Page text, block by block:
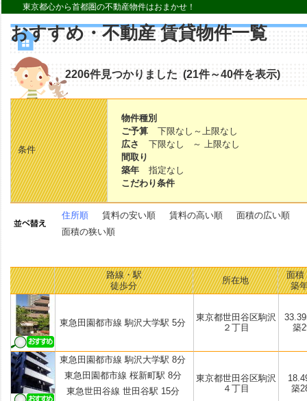
東京都心から首都圏の不動産物件はおまかせ！
おすすめ・不動産 賃貸物件一覧
2206件見つかりました (21件～40件を表示)
条件
物件種別
ご予算
下限なし～上限なし
広さ
下限なし ～ 上限なし
間取り
築年
指定なし
こだわり条件
住所順 賃料の安い順 賃料の高い順
面積の広い順
面積の狭い順
路線・駅
徒歩分
所在地
面積
築
東急田園都市線 駒沢大学駅 5分
東京都世田谷区駒沢
２丁目
築
東急田園都市線 駒沢大学駅 8分
東急田園都市線 桜新町駅 8分
東急世田谷線 世田谷駅 15分
東京都世田谷区駒沢
４丁目
築